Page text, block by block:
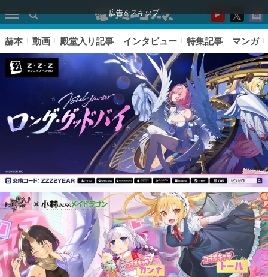
広告をスキップ
ピックアップ
電ファミのいま読まれている記事ランキング
アプリセール情報
赫本 動画 殿堂入り記事 インタビュー 特集記事 マンガ